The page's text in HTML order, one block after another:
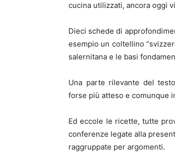
cucina utilizzati, ancora oggi
Dieci schede di
esempio un coltellino
salernitana e le basi
Una parte rilevante del
forse più atteso e comunque
Ed eccole le ricette, tutte
conferenze legate alla
raggruppate per argomenti.